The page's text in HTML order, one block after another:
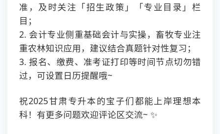
准，及时关注「招生政策」「专业目录」栏
目；
2. 会计专业侧重基础会计与实操，畜牧专业注
重农林知识应用，建议结合真题针对性复习；
3. 报名、缴费、准考证打印等时间节点切勿错
过，可设置日历提醒哦~
祝2025甘肃专升本的宝子们都能上岸理想本
科！有更多问题欢迎评论区交流~ ✨